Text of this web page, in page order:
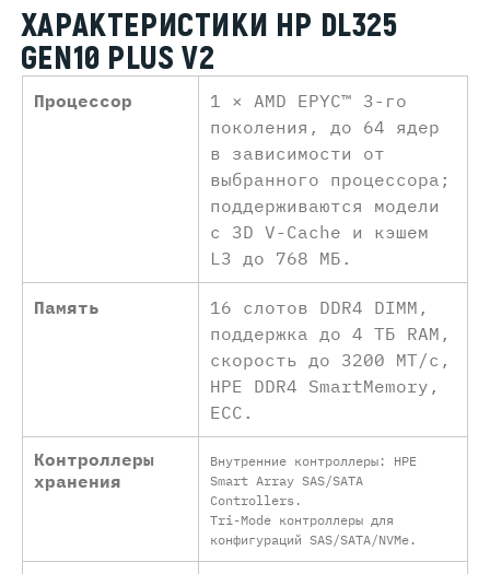
ХАРАКТЕРИСТИКИ HP DL325
GEN10 PLUS V2
Процессор
1 × AMD EPYC™ 3-го
поколения, до 64 ядер
в зависимости от
выбранного процессора;
поддерживаются модели
с 3D V-Cache и кэшем
L3 до 768 МБ.
Память
16 слотов DDR4 DIMM,
поддержка до 4 ТБ RAM,
скорость до 3200 MT/с,
HPE DDR4 SmartMemory,
ECC.
Контроллеры
хранения
Внутренние контроллеры: HPE
Smart Array SAS/SATA
Controllers.
Tri-Mode контроллеры для
конфигураций SAS/SATA/NVMe.